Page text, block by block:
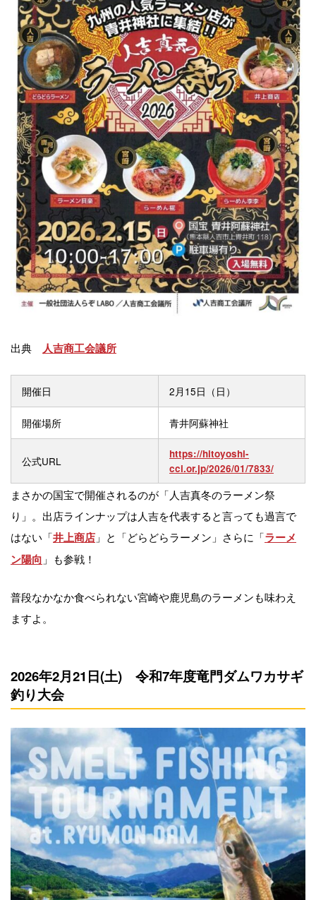
出典 人吉商工会議所
開催日 2月15日（日）
開催場所 青井阿蘇神社
公式URL
https://hitoyoshi-
cci.or.jp/2026/01/7833/
まさかの国宝で開催されるのが「人吉真冬のラーメン祭
り」。出店ラインナップは人吉を代表すると言っても過言で
はない「井上商店 」と「どらどらラーメン」さらに「ラーメ
ン陽向 」も参戦！
普段なかなか食べられない宮崎や鹿児島のラーメンも味わえ
ますよ。
2026年2月21日(土) 令和7年度竜門ダムワカサギ
釣り大会